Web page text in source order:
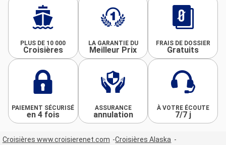
PLUS DE 10 000
Croisières
LA GARANTIE DU
Meilleur Prix
FRAIS DE DOSSIER
Gratuits
PAIEMENT SÉCURISÉ
en 4 fois
ASSURANCE
annulation
À VOTRE ÉCOUTE
7/7 j
Croisières www.croisierenet.com
Croisières Alaska